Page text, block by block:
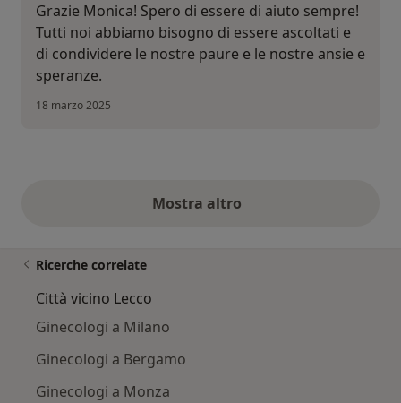
Grazie Monica! Spero di essere di aiuto sempre!
Tutti noi abbiamo bisogno di essere ascoltati e
di condividere le nostre paure e le nostre ansie e
speranze.
18 marzo 2025
Mostra altroopinioni di cui sopra
Ricerche correlate
Città vicino Lecco
Ginecologi a Milano
Ginecologi a Bergamo
Ginecologi a Monza